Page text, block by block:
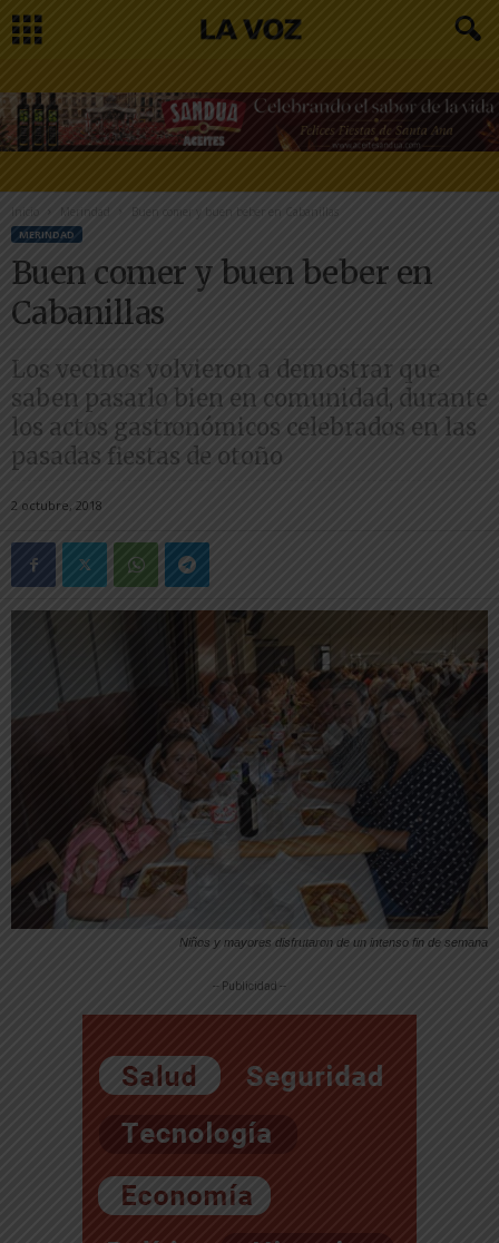
Inicio Buen comer y buen beber en Cabanillas
MERINDAD
Buen comer y buen beber en
Cabanillas
Los vecinos volvieron a demostrar que
saben pasarlo bien en comunidad, durante
los actos gastronómicos celebrados en las
pasadas fiestas de otoño
2 octubre, 2018
Niños y mayores disfrutaron de un intenso fin de semana
-- Publicidad --